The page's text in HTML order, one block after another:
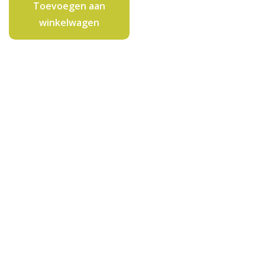
Toevoegen aan
winkelwagen